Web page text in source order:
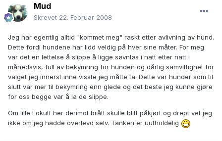
Mud
Skrevet 22. Februar 2008
Jeg har egentlig alltid "kommet meg" raskt etter avlivning av hund.
Dette fordi hundene har lidd veldig på hver sine måter. For meg
var det en lettelse å slippe å ligge søvnløs i natt etter natt i
månedsvis, full av bekymring for hunden og dårlig samvittighet for
valget jeg innerst inne visste jeg måtte ta. Dette var hunder som til
slutt var mer til bekymring enn glede og det beste jeg kunne gjøre
for oss begge var å la de slippe.
Om lille Lokulf her derimot brått skulle blitt påkjørt og drept vet jeg
ikke om jeg hadde overlevd selv. Tanken er uutholdelig